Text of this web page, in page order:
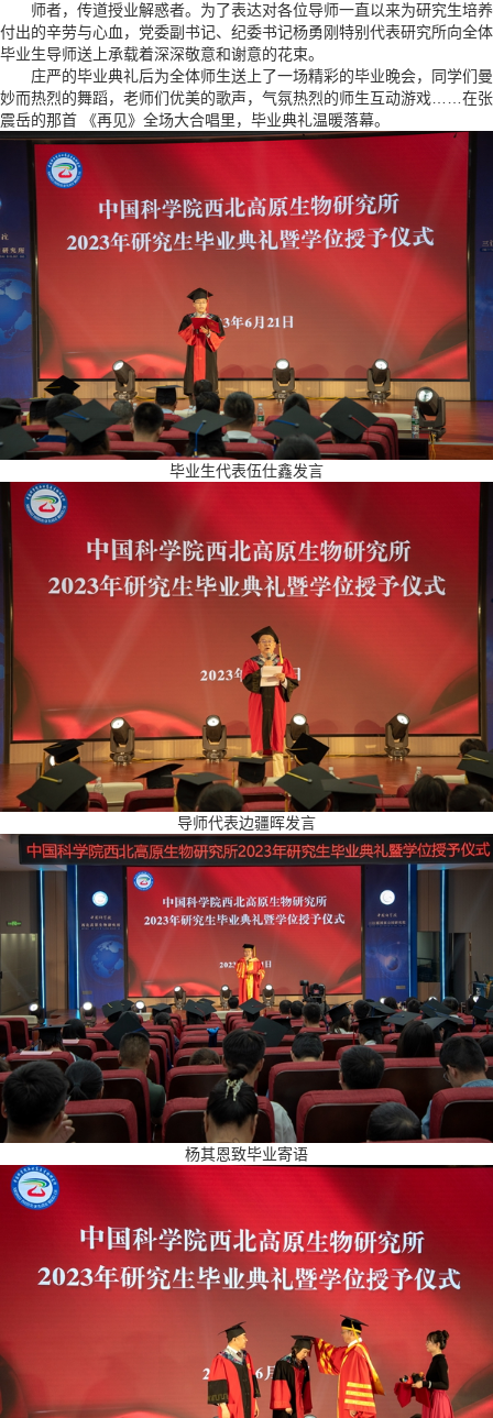
师者，传道授业解惑者。为了表达对各位导师一直以来为研究生培养
付出的辛劳与心血，党委副书记、纪委书记杨勇刚特别代表研究所向全体
毕业生导师送上承载着深深敬意和谢意的花束。
庄严的毕业典礼后为全体师生送上了一场精彩的毕业晚会，同学们曼
妙而热烈的舞蹈，老师们优美的歌声，气氛热烈的师生互动游戏……在张
震岳的那首 《再见》全场大合唱里，毕业典礼温暖落幕。
毕业生代表伍仕鑫发言
导师代表边疆晖发言
杨其恩致毕业寄语